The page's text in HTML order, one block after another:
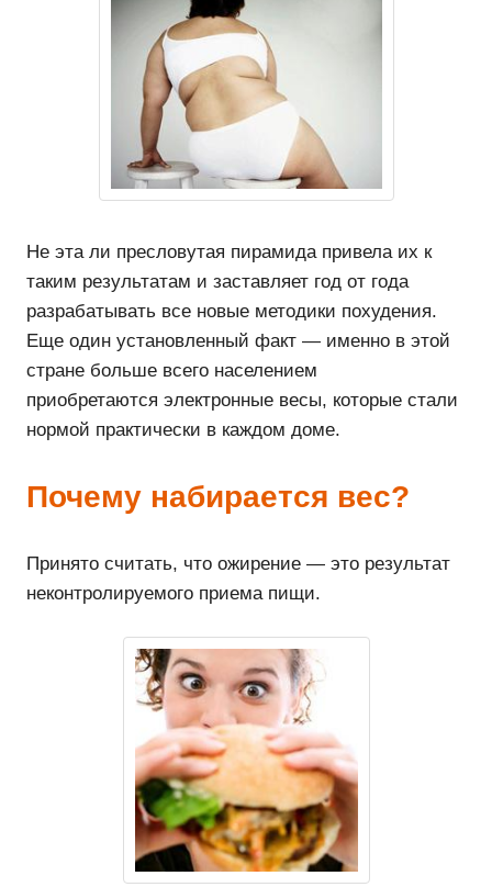
Не эта ли пресловутая пирамида привела их к
таким результатам и заставляет год от года
разрабатывать все новые методики похудения.
Еще один установленный факт — именно в этой
стране больше всего населением
приобретаются электронные весы, которые стали
нормой практически в каждом доме.
Почему набирается вес?
Принято считать, что ожирение — это результат
неконтролируемого приема пищи.